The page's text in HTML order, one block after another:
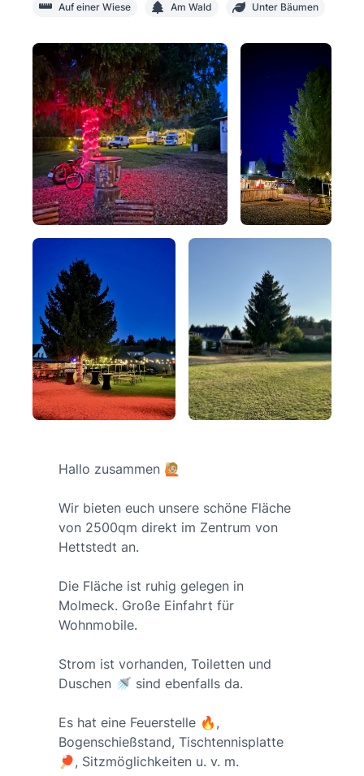
Auf einer Wiese Am Wald Unter Bäumen
Hallo zusammen 🙋🏼
Wir bieten euch unsere schöne Fläche
von 2500qm direkt im Zentrum von
Hettstedt an.
Die Fläche ist ruhig gelegen in
Molmeck. Große Einfahrt für
Wohnmobile.
Strom ist vorhanden, Toiletten und
Duschen 🚿 sind ebenfalls da.
Es hat eine Feuerstelle 🔥,
Bogenschießstand, Tischtennisplatte
🏓, Sitzmöglichkeiten u. v. m.